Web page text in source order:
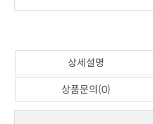
상세설명
상품문의(0)